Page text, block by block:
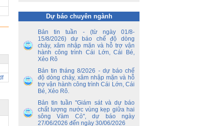
Dự báo chuyên ngành
Bản tin tuần - (từ ngày 01/8-
15/8/2026) dự báo chế độ dòng
chảy, xâm nhập mặn và hỗ trợ vận
hành công trình Cái Lớn, Cái Bé,
Xẻo Rô
Bản tin tháng 8/2026 - dự báo chế
độ dòng chảy, xâm nhập mặn và hỗ
trợ vận hành công trình Cái Lớn, Cái
Bé, Xẻo Rô.
Bản tin tuần "Giám sát và dự báo
chất lượng nước vùng kẹp giữa hai
sông Vàm Cỏ", dự báo ngày
27/06/2026 đến ngày 30/06/2026